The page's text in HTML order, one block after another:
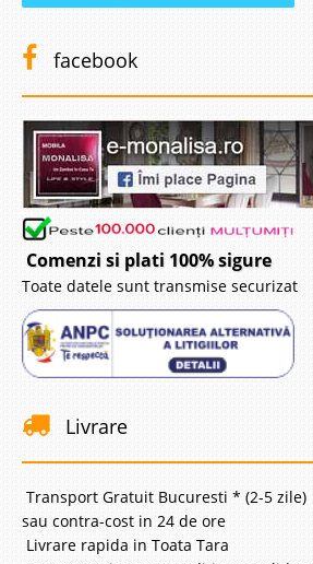
facebook
Comenzi si plati 100% sigure
Toate datele sunt transmise securizat
Livrare
Transport Gratuit Bucuresti * (2-5 zile)
sau contra-cost in 24 de ore
Livrare rapida in Toata Tara